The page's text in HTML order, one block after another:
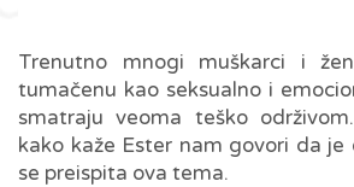
Trenutno mnogi muškarci i
tumačenu kao seksualno i
smatraju veoma teško
kako kaže Ester nam govori da je
se preispita ova tema.